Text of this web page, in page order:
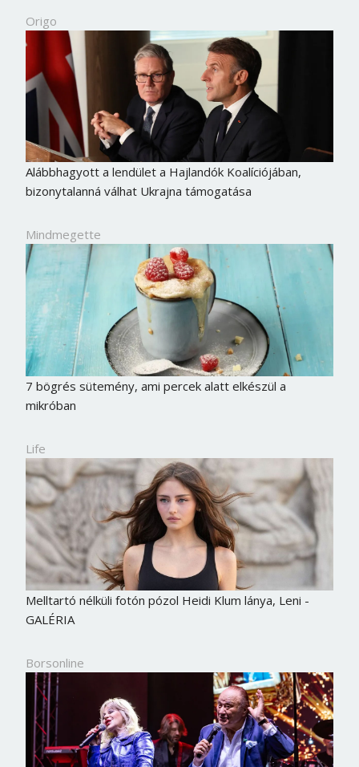
Origo
Alábbhagyott a lendület a Hajlandók Koalíciójában,
bizonytalanná válhat Ukrajna támogatása
Mindmegette
7 bögrés sütemény, ami percek alatt elkészül a
mikróban
Life
Melltartó nélküli fotón pózol Heidi Klum lánya, Leni -
GALÉRIA
Borsonline